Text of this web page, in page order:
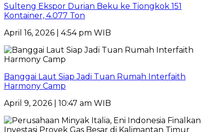
Sulteng Ekspor Durian Beku ke Tiongkok 151
Kontainer, 4.077 Ton
April 16, 2026 | 4:54 pm WIB
Banggai Laut Siap Jadi Tuan Rumah Interfaith
Harmony Camp
April 9, 2026 | 10:47 am WIB